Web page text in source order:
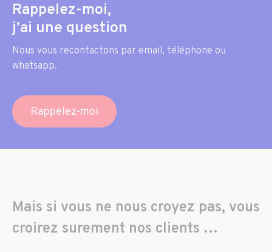
Rappelez-moi,
j’ai une question
Nous vous recontactons par email, téléphone ou
whatsapp.
Rappelez-moi
Mais si vous ne nous croyez pas, vous
croirez surement nos clients …